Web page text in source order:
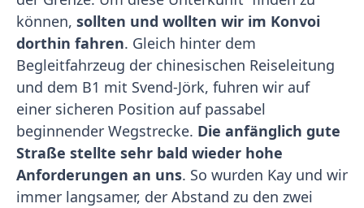
können, sollten und wollten wir im Konvoi
dorthin fahren. Gleich hinter dem
Begleitfahrzeug der chinesischen Reiseleitung
und dem B1 mit Svend-Jörk, fuhren wir auf
einer sicheren Position auf passabel
beginnender Wegstrecke. Die anfänglich gute
Straße stellte sehr bald wieder hohe
Anforderungen an uns. So wurden Kay und wir
immer langsamer, der Abstand zu den zwei